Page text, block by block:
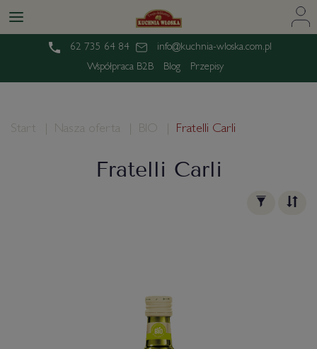
62 735 64 84
info@kuchnia-wloska.com.pl
Współpraca B2B
Blog Przepisy
Start Nasza oferta BIO Fratelli Carli
Fratelli Carli